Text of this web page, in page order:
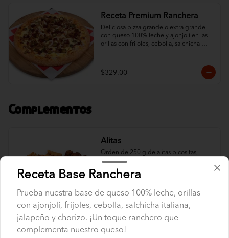
Receta Premium Ranchera
Deliciosa pizza grande o extra grande
con queso 100% leche y ajonjolí en las
orillas con frijoles, cebolla, salchicha
$329.00
Complementos
Alitas
Orden de 250 g de alitas picositas,
acompañadas con papas criss cut
horneadas y un aderezo ranch.
$205.00
Bolipapas
Receta Base Ranchera
Prueba nuestra base de queso 100% leche, orillas
con ajonjolí, frijoles, cebolla, salchicha italiana,
jalapeño y chorizo. ¡Un toque ranchero que
complementa nuestro queso!